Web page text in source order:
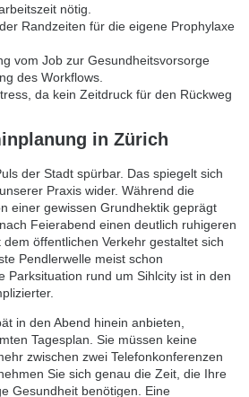
nötig.
Randzeiten für die eigene Prophylaxe
vom Job zur Gesundheitsvorsorge
des Workflows.
da kein Zeitdruck für den Rückweg
in Zürich
der Stadt spürbar. Das spiegelt sich
Praxis wider. Während die
einer gewissen Grundhektik geprägt
Feierabend einen deutlich ruhigeren
öffentlichen Verkehr gestaltet sich
Pendlerwelle meist schon
Parksituation rund um Sihlcity ist in den
in den Abend hinein anbieten,
Tagesplan. Sie müssen keine
zwischen zwei Telefonkonferenzen
Sie sich genau die Zeit, die Ihre
Gesundheit benötigen. Eine